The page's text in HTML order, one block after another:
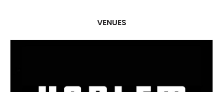
VENUES